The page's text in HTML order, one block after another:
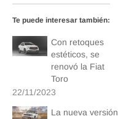
Te puede interesar también:
Con retoques
estéticos, se
renovó la Fiat
Toro
22/11/2023
La nueva versión